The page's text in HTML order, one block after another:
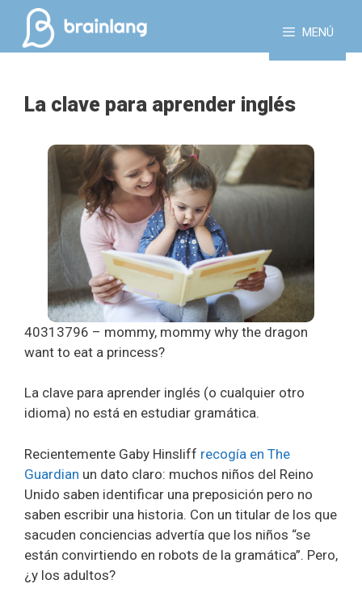
Saltar
contenido
MENÚ
La clave para aprender inglés
40313796 – mommy, mommy why the dragon
want to eat a princess?
La clave para aprender inglés (o cualquier otro
idioma) no está en estudiar gramática.
Recientemente Gaby Hinsliff recogía en The
Guardian un dato claro: muchos niños del Reino
Unido saben identificar una preposición pero no
saben escribir una historia. Con un titular de los que
sacuden conciencias advertía que los niños “se
están convirtiendo en robots de la gramática”. Pero,
¿y los adultos?